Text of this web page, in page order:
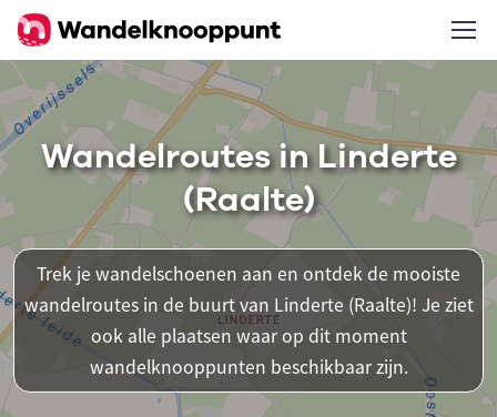
Wandelroutes in Linderte
(Raalte)
Trek je wandelschoenen aan en ontdek de mooiste
wandelroutes in de buurt van Linderte (Raalte)! Je ziet
ook alle plaatsen waar op dit moment
wandelknooppunten beschikbaar zijn.